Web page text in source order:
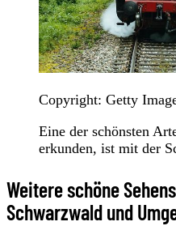
Copyright: Getty
Eine der schönsten
erkunden, ist mit der
Weitere schöne
Schwarzwald und